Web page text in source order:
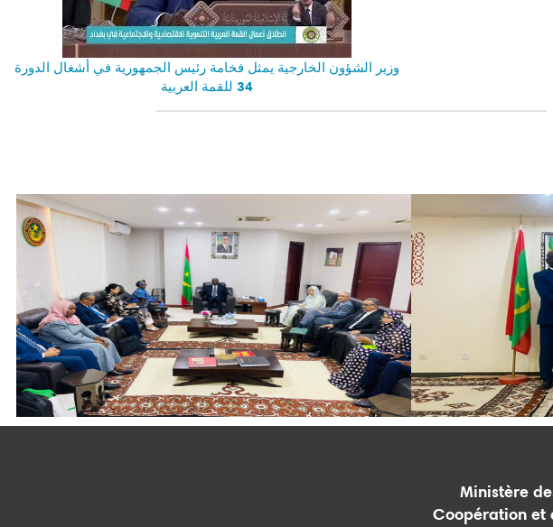
وزير الشؤون الخارجية يمثل فخامة رئيس الجمهورية في أشغال الدورة
34 للقمة العربية
Ministère
Coopération et